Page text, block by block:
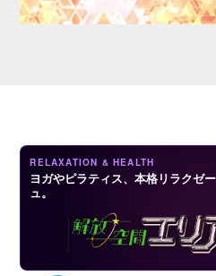
RELAXATION & HEALTH
ヨガやピラティス、本格リラクゼ
ュ。